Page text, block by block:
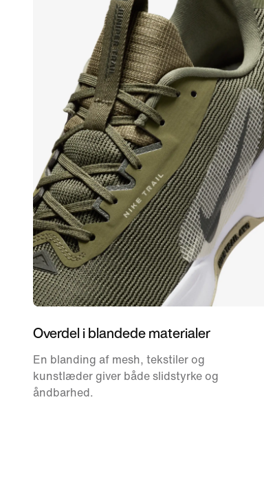
Overdel i blandede materialer
En blanding af mesh, tekstiler og
kunstlæder giver både slidstyrke og
åndbarhed.